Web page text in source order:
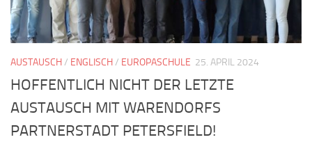
AUSTAUSCH/ ENGLISCH/ EUROPASCHULE 25. APRIL 2024
HOFFENTLICH NICHT DER LETZTE
AUSTAUSCH MIT WARENDORFS
PARTNERSTADT PETERSFIELD!